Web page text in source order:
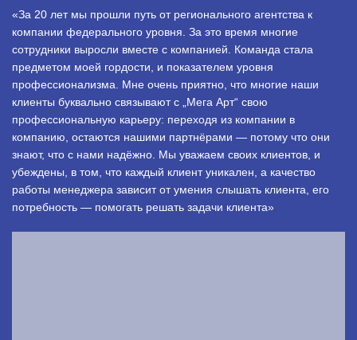
«За 20 лет мы прошли путь от регионального агентства к
компании федерального уровня. За это время многие
сотрудники выросли вместе с компанией. Команда стала
предметом моей гордости, и показателем уровня
профессионализма. Мне очень приятно, что многие наши
клиенты буквально связывают с „Мега Арт“ свою
профессиональную карьеру: переходя из компании в
компанию, остаются нашими партнёрами — потому что они
знают, что с нами надёжно. Мы уважаем своих клиентов, и
убеждены, в том, что каждый клиент уникален, а качество
работы менеджера зависит от умения слышать клиента, его
потребность — помогать решать задачи клиента».